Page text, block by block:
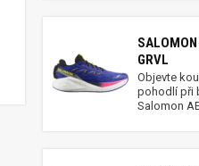
GRVL
Objevte
pohodlí při
Salomon